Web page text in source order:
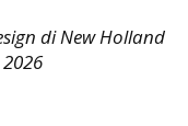
di New Holland